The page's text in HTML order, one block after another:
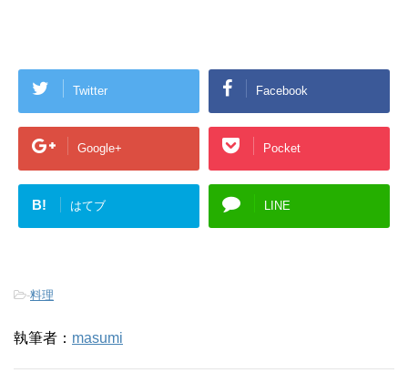
Twitter Facebook
Google+ Pocket
B! はてブ LINE
-料理
執筆者： masumi